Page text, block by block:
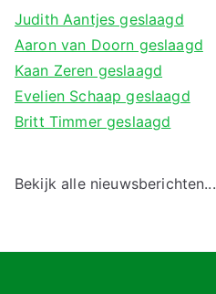
Judith Aantjes geslaagd
Aaron van Doorn geslaagd
Kaan Zeren geslaagd
Evelien Schaap geslaagd
Britt Timmer geslaagd
Bekijk alle nieuwsberichten...